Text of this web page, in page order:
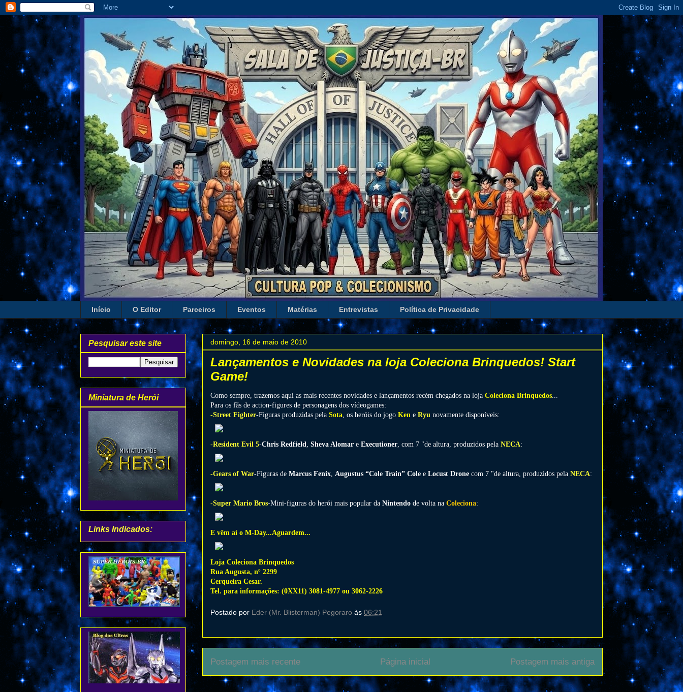
Início O Editor Parceiros Eventos Matérias Entrevistas Política de Privacidade
domingo, 16 de maio de 2010
Lançamentos e Novidades na loja Coleciona Brinquedos! Start
Game!
Como sempre, trazemos aqui as mais recentes novidades e lançamentos recém chegados na loja Coleciona Brinquedos
Para os fãs de action-figures de personagens dos vídeogames:
-Street Fighter-Figuras produzidas pela Sota , os heróis do jogo Ken e Ryu novamente disponíveis:
-Resident Evil 5-Chris Redfield Sheva Alomar e Executioner , com 7 "de altura, produzidos pela NECA:
-Gears of War-Figuras de Marcus Fenix Augustus “Cole Train” Cole e Locust Drone com 7 "de altura, produzidos pela NECA:
-Super Mario Bros-Mini-figuras do herói mais popular da Nintendo de volta na Coleciona:
E vêm aí o M-Day...Aguardem...
Loja Coleciona Brinquedos
Rua Augusta, nº 2299
Cerqueira Cesar.
Tel. para informações: (0XX11) 3081-4977 ou 3062-2226
Postado por Eder (Mr. Blisterman) Pegoraro às 06:21
Postagem mais recente Postagem mais antiga
Página inicial
Pesquisar este site
Miniatura de Herói
Links Indicados: